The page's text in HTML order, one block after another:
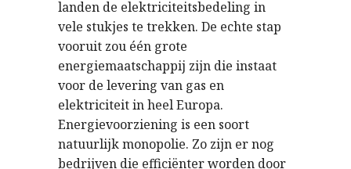
landen de elektriciteitsbedeling in
vele stukjes te trekken. De echte stap
vooruit zou één grote
energiemaatschappij zijn die instaat
voor de levering van gas en
elektriciteit in heel Europa.
Energievoorziening is een soort
natuurlijk monopolie. Zo zijn er nog
bedrijven die efficiënter worden door